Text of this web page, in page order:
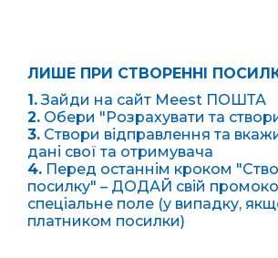
ЛИШЕ ПРИ СТВОРЕННІ
1.Зайди на сайт Meest ПОШТА
2. Обери "Розрахувати та
3. Створи відправлення та
дані свої та отримувача
4. Перед останнім кроком
посилку" – ДОДАЙ свій
спеціальне поле (у випадку,
платником посилки)